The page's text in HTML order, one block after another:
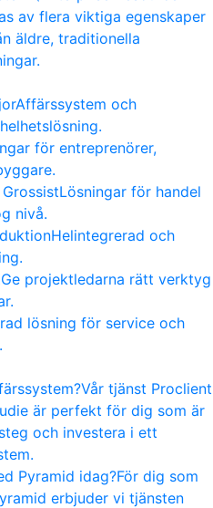
av flera viktiga egenskaper
äldre, traditionella
Affärssystem och
för entreprenörer,
Lösningar för handel
nivå.
Helintegrerad och
Ge projektledarna rätt verktyg
lösning för service och
Vår tjänst Proclient
är perfekt för dig som är
och investera i ett
Pyramid idag?För dig som
erbjuder vi tjänsten